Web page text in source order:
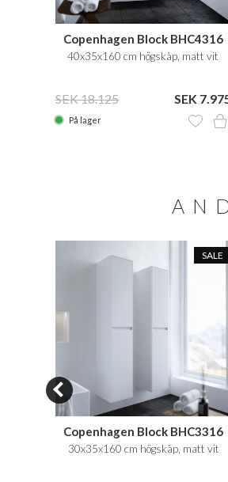
Copenhagen Block BHC4316
40x35x160 cm högskåp, matt vit
SEK 18.125 SEK
På lager
SALE
Copenhagen Block BHC3316
30x35x160 cm högskåp, matt vit